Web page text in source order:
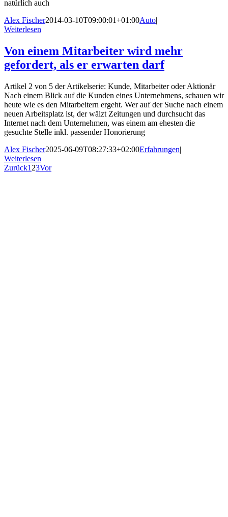
natürlich auch
Alex Fischer2014-03-10T09:00:01+01:00Auto|
Weiterlesen
Von einem Mitarbeiter wird mehr
gefordert, als er erwarten darf
Artikel 2 von 5 der Artikelserie: Kunde, Mitarbeiter oder Aktionär
Nach einem Blick auf die Kunden eines Unternehmens, schauen wir
heute wie es den Mitarbeitern ergeht. Wer auf der Suche nach einem
neuen Arbeitsplatz ist, der wälzt Zeitungen und durchsucht das
Internet nach dem Unternehmen, was einem am ehesten die
gesuchte Stelle inkl. passender Honorierung
Alex Fischer2025-06-09T08:27:33+02:00Erfahrungen|
Weiterlesen
Zurück1 23Vor